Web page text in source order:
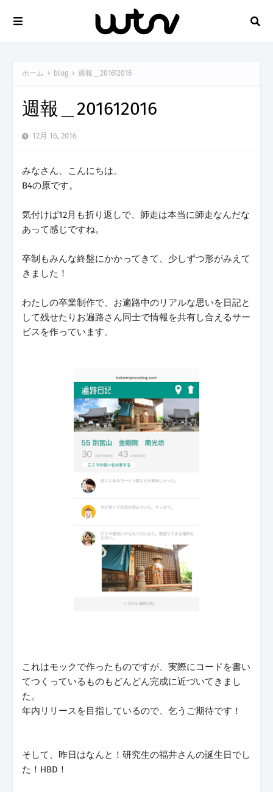
ホーム blog 週報＿201612016
週報＿201612016
12月 16, 2016
みなさん、こんにちは。
B4の原です。
気付けば12月も折り返しで、師走は本当に師走なんだな
あって感じですね。
卒制もみんな終盤にかかってきて、少しずつ形がみえて
きました！
わたしの卒業制作で、お遍路中のリアルな思いを日記と
して残せたりお遍路さん同士で情報を共有し合えるサー
ビスを作っています。
これはモックで作ったものですが、実際にコードを書い
てつくっているものもどんどん完成に近づいてきまし
た。
年内リリースを目指しているので、乞うご期待です！
そして、昨日はなんと！研究生の福井さんの誕生日でし
た！HBD！